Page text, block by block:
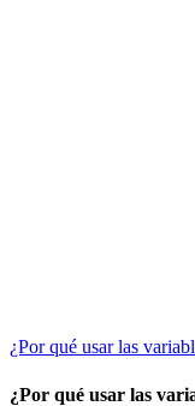
¿Por qué usar las
¿Por qué usar las